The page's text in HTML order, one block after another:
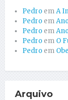
Pedro emA
Pedro em
Pedro em
Pedro em O
Pedro em
Arquivo